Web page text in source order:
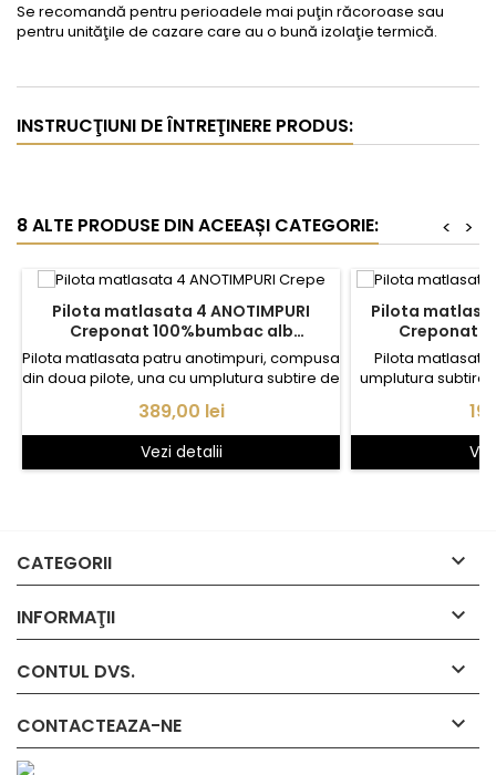
Se recomandă pentru perioadele mai puţin răcoroase sau
pentru unităţile de cazare care au o bună izolaţie termică.
INSTRUCŢIUNI DE ÎNTREŢINERE PRODUS:
8 ALTE PRODUSE DIN ACEEAȘI CATEGORIE: >
<
Pilota matlasata 4 ANOTIMPURI
Creponat 100%bumbac alb
200X220CM
Pilota matlasata patru anotimpuri, compusa
din doua pilote, una cu umplutura subtire de
umplutura generoasa de 400gr/mp,
usoara si pufoasa, confectionate cu
tesatura 100% bumbac Crepe alb de
calitate si panouri Finessa. Cele doua pilote
Pret
389,00 lei
Vezi detalii
Pilota
Creponat
Pilota
umplutura subtire
alb de calitate,
doua persoane
CATEGORII 
INFORMAŢII 
CONTUL DVS. 
CONTACTEAZA-NE 